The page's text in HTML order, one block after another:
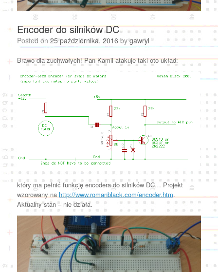
Encoder do silników DC
Posted on 25 października, 2016 bygawryl
Brawo dla zuchwałych! Pan Kamil atakuje taki oto układ:
który ma pełnić funkcję encodera do silników DC… Projekt
wzorowany nahttp://www.romanblack.com/encoder.htm.
Aktualny stan – nie działa.